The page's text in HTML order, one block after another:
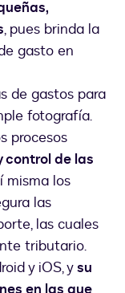
, pues brinda la
gasto en
de gastos para
fotografía.
procesos
control de las
misma los
las
las cuales
tributario.
y iOS, ysu